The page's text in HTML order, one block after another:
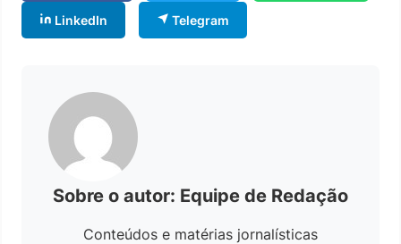
LinkedIn Telegram
Sobre o autor: Equipe de Redação
Conteúdos e matérias jornalísticas